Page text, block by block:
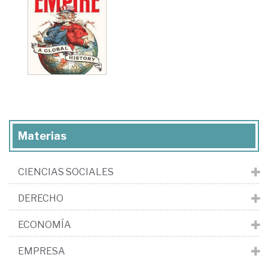
Materias
CIENCIAS SOCIALES
DERECHO
ECONOMÍA
EMPRESA